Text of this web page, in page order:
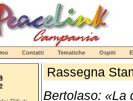
Contatti Tematiche Ospiti
Rassegna
Bertolaso: «La